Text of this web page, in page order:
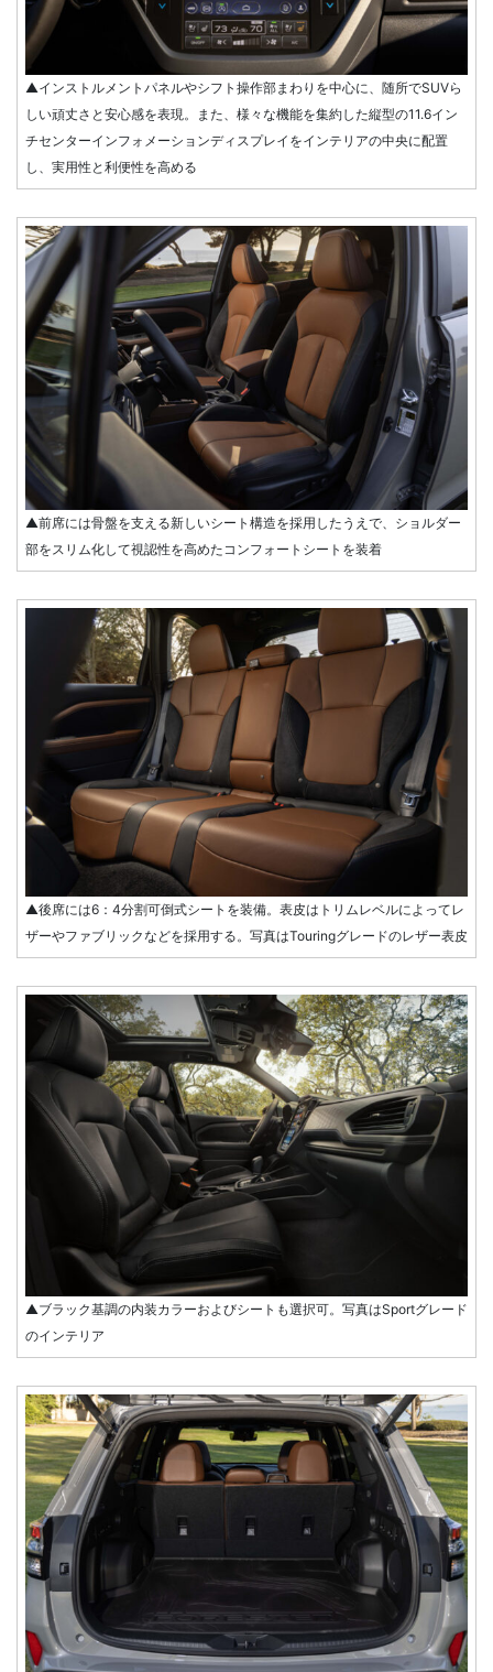
▲インストルメントパネルやシフト操作部まわりを中心に、随所でSUVら
しい頑丈さと安心感を表現。また、様々な機能を集約した縦型の11.6イン
チセンターインフォメーションディスプレイをインテリアの中央に配置
し、実用性と利便性を高める
▲前席には骨盤を支える新しいシート構造を採用したうえで、ショルダー
部をスリム化して視認性を高めたコンフォートシートを装着
▲後席には6：4分割可倒式シートを装備。表皮はトリムレベルによってレ
ザーやファブリックなどを採用する。写真はTouringグレードのレザー表皮
▲ブラック基調の内装カラーおよびシートも選択可。写真はSportグレード
のインテリア